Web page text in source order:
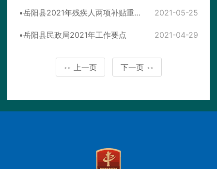
岳阳县2021年残疾人两项补贴重点民生实事项目实施方案 2021-05-25
岳阳县民政局2021年工作要点 2021-04-29
<< 上一页 下一页 >>